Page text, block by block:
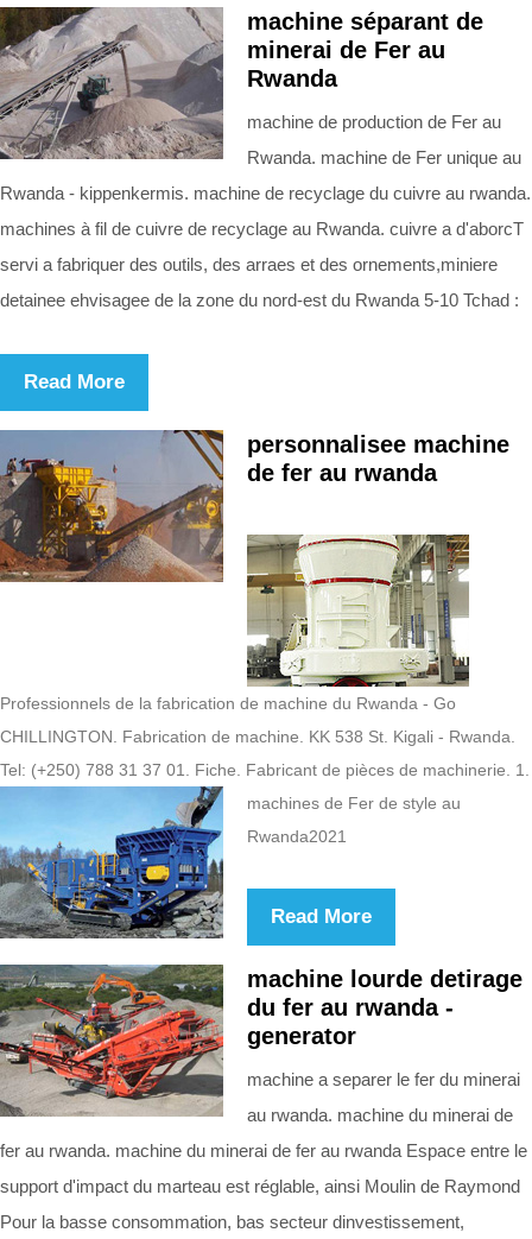
machine séparant de
minerai de Fer au
Rwanda
machine de production de Fer au
Rwanda. machine de Fer unique au
Rwanda - kippenkermis. machine de recyclage du cuivre au rwanda.
machines à fil de cuivre de recyclage au Rwanda. cuivre a d'aborcT
servi a fabriquer des outils, des arraes et des ornements,miniere
detainee ehvisagee de la zone du nord-est du Rwanda 5-10 Tchad :
Read More
personnalisee machine
de fer au rwanda
Professionnels de la fabrication de machine du Rwanda - Go
CHILLINGTON. Fabrication de machine. KK 538 St. Kigali - Rwanda.
Tel: (+250) 788 31 37 01. Fiche. Fabricant de pièces de machinerie. 1.
machines de Fer de style au
Rwanda2021
Read More
machine lourde detirage
du fer au rwanda -
generator
machine a separer le fer du minerai
au rwanda. machine du minerai de
fer au rwanda. machine du minerai de fer au rwanda Espace entre le
support d'impact du marteau est réglable, ainsi Moulin de Raymond
Pour la basse consommation, bas secteur dinvestissement,